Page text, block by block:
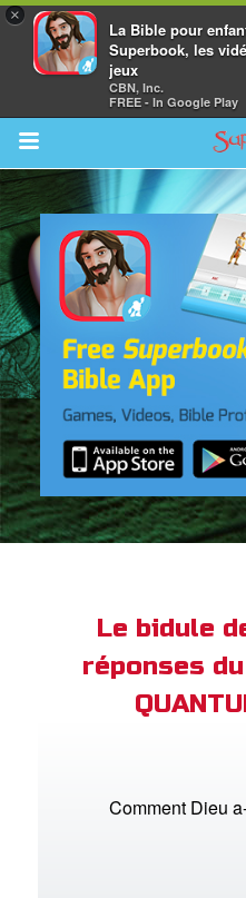
×
La Bible pour
Superbook, les
jeux
CBN, Inc.
FREE - In Google Play
Le bidule
réponses du
Comment Dieu